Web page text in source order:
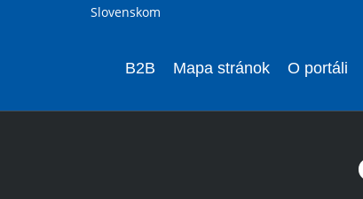
Slovenskom
B2B Mapa stránok O portáli